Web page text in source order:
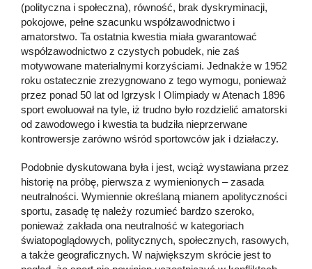
(polityczna i społeczna), równość, brak dyskryminacji,
pokojowe, pełne szacunku współzawodnictwo i
amatorstwo. Ta ostatnia kwestia miała gwarantować
współzawodnictwo z czystych pobudek, nie zaś
motywowane materialnymi korzyściami. Jednakże w 1952
roku ostatecznie zrezygnowano z tego wymogu, ponieważ
przez ponad 50 lat od Igrzysk I Olimpiady w Atenach 1896
sport ewoluował na tyle, iż trudno było rozdzielić amatorski
od zawodowego i kwestia ta budziła nieprzerwane
kontrowersje zarówno wśród sportowców jak i działaczy.
Podobnie dyskutowana była i jest, wciąż wystawiana przez
historię na próbę, pierwsza z wymienionych – zasada
neutralności. Wymiennie określaną mianem apolityczności
sportu, zasadę tę należy rozumieć bardzo szeroko,
ponieważ zakłada ona neutralność w kategoriach
światopoglądowych, politycznych, społecznych, rasowych,
a także geograficznych. W największym skrócie jest to